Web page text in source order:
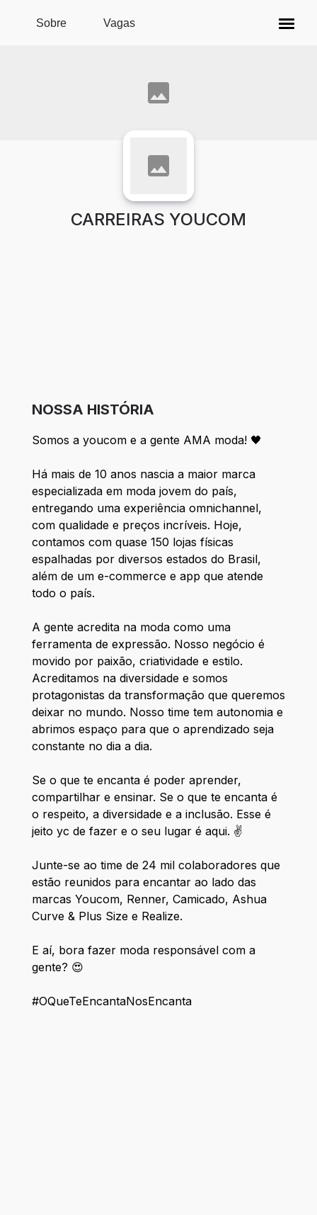
Pular para o conteúdo principal
Sobre Vagas
CARREIRAS YOUCOM
NOSSA HISTÓRIA
Somos a youcom e a gente AMA moda! 🖤
Há mais de 10 anos nascia a maior marca
especializada em moda jovem do país,
entregando uma experiência omnichannel,
com qualidade e preços incríveis. Hoje,
contamos com quase 150 lojas físicas
espalhadas por diversos estados do Brasil,
além de um e-commerce e app que atende
todo o país.
A gente acredita na moda como uma
ferramenta de expressão. Nosso negócio é
movido por paixão, criatividade e estilo.
Acreditamos na diversidade e somos
protagonistas da transformação que queremos
deixar no mundo. Nosso time tem autonomia e
abrimos espaço para que o aprendizado seja
constante no dia a dia.
Se o que te encanta é poder aprender,
compartilhar e ensinar. Se o que te encanta é
o respeito, a diversidade e a inclusão. Esse é
jeito yc de fazer e o seu lugar é aqui. ✌️
Junte-se ao time de 24 mil colaboradores que
estão reunidos para encantar ao lado das
marcas Youcom, Renner, Camicado, Ashua
Curve & Plus Size e Realize.
E aí, bora fazer moda responsável com a
gente? 😍
#OQueTeEncantaNosEncanta